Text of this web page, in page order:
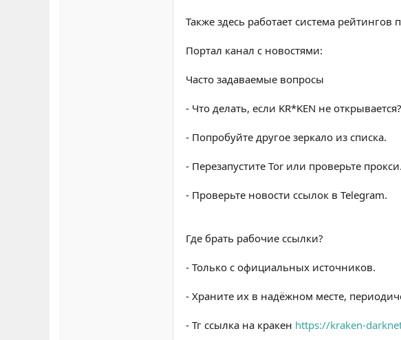
Также здесь работает система
Портал канал с новостями:
Часто задаваемые вопросы
- Что делать, если KR*KEN не открывается?
- Попробуйте другое зеркало из списка.
- Перезапустите Tor или проверьте прокси.
- Проверьте новости ссылок в Telegram.
Где брать рабочие ссылки?
- Только с официальных источников.
- Храните их в надёжном месте,
- Тг ссылка на кракен https://kraken-